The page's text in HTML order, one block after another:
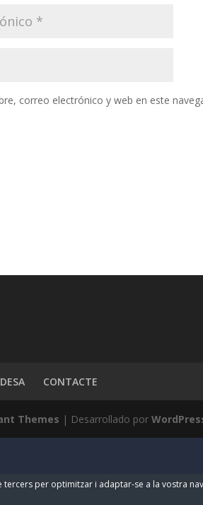
correo electrónico y web en este
CONTACTE
Themes | Desarrollado por
per optimitzar i adaptar-se a la vostra